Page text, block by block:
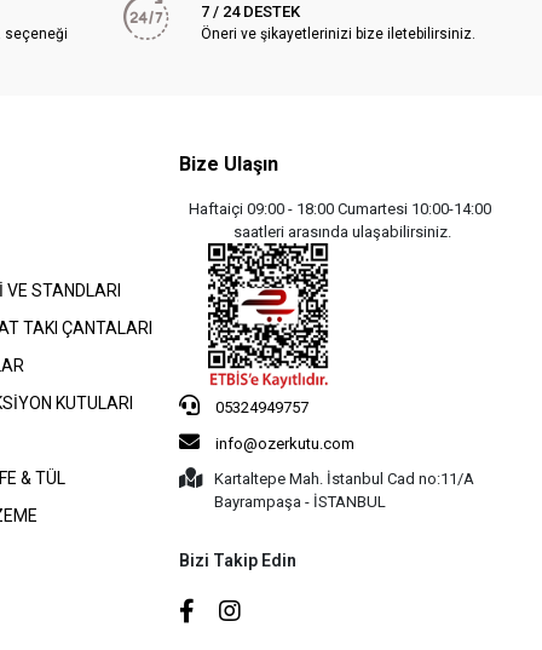
seçeneği
7 / 24 DESTEK
Öneri ve şikayetlerinizi bize iletebilirsiniz.
VE STANDLARI
TAKI ÇANTALARI
KUTULARI
& TÜL
Bize Ulaşın
Haftaiçi 09:00 - 18:00 Cumartesi 10:00-14:00
saatleri arasında ulaşabilirsiniz.
05324949757
info@ozerkutu.com
Kartaltepe Mah. İstanbul Cad no:11/A
Bayrampaşa - İSTANBUL
Bizi Takip Edin